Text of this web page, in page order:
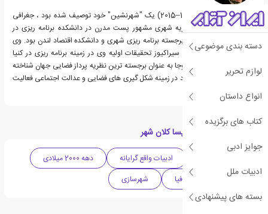
دسته بندی موضوعی
لوازم تحریر
انواع داستان
کتاب های برگزیده
جوایز ادبی
ادبیات ملل
بسته های پیشنهادی
ادوارد ویلیام سوجا (1940–2015) یک "شهرنشین" خود توصیف شده بود ، جغرافی
دان سیاسی و مدرن نظریه شهری مشهور پست مدرن در دانشکده برنامه ریزی در
UCLA ، جایی که استاد برجسته برنامه ریزی شهری و دانشکده اقتصاد لندن بود. وی
دکترای خود را از دانشگاه سیراکیوز تحقیقات اولیه وی در زمینه برنامه ریزی در کنیا
متمرکز بود، داشت، اما سوجا به عنوان برجسته ترین نظریه پرداز فضایی جهان شناخته
شد که در کارنامه کاری خود در زمینه شکل گیری های فضایی و عدالت اجتماعی فعالیت
می کرد.
دسته بندی های کتاب پسا کلان شهر
ادبیات واقع گرایانه
دهه 2000 میلادی
فلسفی
جغرافیا شهرسازی